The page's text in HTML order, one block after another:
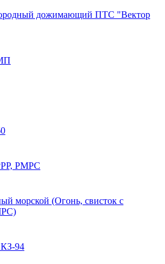
дожимающий ПТС "Вектор
РМРС
морской (Огонь, свисток с
94